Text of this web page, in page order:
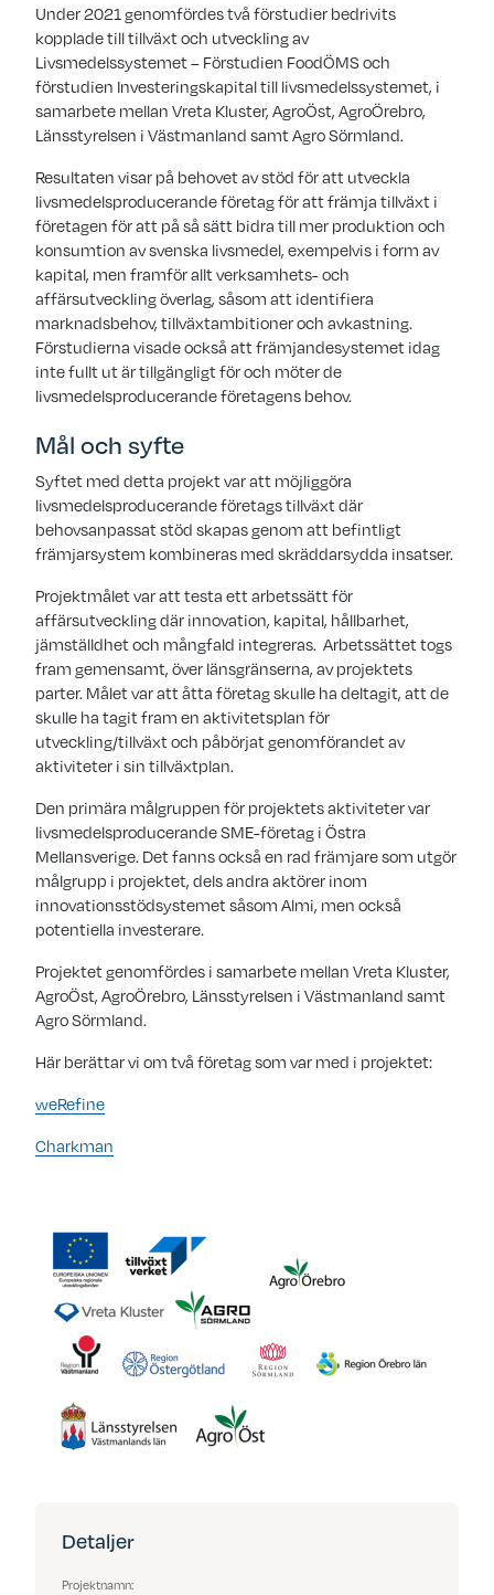
Under 2021 genomfördes två förstudier bedrivits
kopplade till tillväxt och utveckling av
Livsmedelssystemet – Förstudien FoodÖMS och
förstudien Investeringskapital till livsmedelssystemet, i
samarbete mellan Vreta Kluster, AgroÖst, AgroÖrebro,
Länsstyrelsen i Västmanland samt Agro Sörmland.
Resultaten visar på behovet av stöd för att utveckla
livsmedelsproducerande företag för att främja tillväxt i
företagen för att på så sätt bidra till mer produktion och
konsumtion av svenska livsmedel, exempelvis i form av
kapital, men framför allt verksamhets- och
affärsutveckling överlag, såsom att identifiera
marknadsbehov, tillväxtambitioner och avkastning.
Förstudierna visade också att främjandesystemet idag
inte fullt ut är tillgängligt för och möter de
livsmedelsproducerande företagens behov.
Mål och syfte
Syftet med detta projekt var att möjliggöra
livsmedelsproducerande företags tillväxt där
behovsanpassat stöd skapas genom att befintligt
främjarsystem kombineras med skräddarsydda insatser.
Projektmålet var att testa ett arbetssätt för
affärsutveckling där innovation, kapital, hållbarhet,
jämställdhet och mångfald integreras. Arbetssättet togs
fram gemensamt, över länsgränserna, av projektets
parter. Målet var att åtta företag skulle ha deltagit, att de
skulle ha tagit fram en aktivitetsplan för
utveckling/tillväxt och påbörjat genomförandet av
aktiviteter i sin tillväxtplan.
Den primära målgruppen för projektets aktiviteter var
livsmedelsproducerande SME-företag i Östra
Mellansverige. Det fanns också en rad främjare som utgör
målgrupp i projektet, dels andra aktörer inom
innovationsstödsystemet såsom Almi, men också
potentiella investerare.
Projektet genomfördes i samarbete mellan Vreta Kluster,
AgroÖst, AgroÖrebro, Länsstyrelsen i Västmanland samt
Agro Sörmland.
Här berättar vi om två företag som var med i projektet:
weRefine
Charkman
Detaljer
Projektnamn: